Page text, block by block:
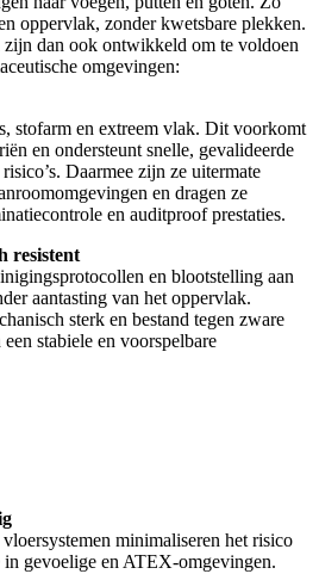
oppervlak, zonder kwetsbare plekken.
dan ook ontwikkeld om te voldoen
omgevingen:
stofarm en extreem vlak. Dit voorkomt
en ondersteunt snelle, gevalideerde
Daarmee zijn ze uitermate
en dragen ze
en auditproof prestaties.
resistent
en blootstelling aan
aantasting van het oppervlak.
sterk en bestand tegen zware
stabiele en voorspelbare
minimaliseren het risico
gevoelige en ATEX-omgevingen.